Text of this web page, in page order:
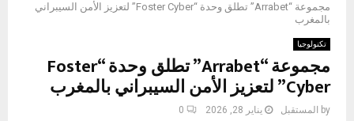
مجموعة “Arrabet” تطلق وحدة “Foster Cyber” لتعزيز الأمن السيبراني
بالمغرب
تكنولوجيا
مجموعة “Arrabet” تطلق وحدة “Foster
Cyber” لتعزيز الأمن السيبراني بالمغرب
by المستقبل يناير 28, 2026 0